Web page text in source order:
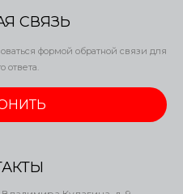
СВЯЗЬ
формой обратной связи для
ответа.